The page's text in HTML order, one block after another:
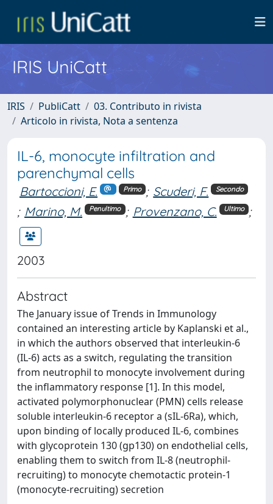
IRIS UniCatt
IRIS PubliCatt
03. Contributo in rivista
Articolo in rivista, Nota a sentenza
IL-6, monocyte infiltration and
parenchymal cells
Bartoccioni, E. Primo ; Scuderi, F. Secondo
; Marino, M. Penultimo ; Provenzano, C. Ultimo ;
2003
Abstract
The January issue of Trends in Immunology
contained an interesting article by Kaplanski et al.,
in which the authors observed that interleukin-6
(IL-6) acts as a switch, regulating the transition
from neutrophil to monocyte involvement during
the inflammatory response [1]. In this model,
activated polymorphonuclear (PMN) cells release
soluble interleukin-6 receptor a (sIL-6Ra), which,
upon binding of locally produced IL-6, combines
with glycoprotein 130 (gp130) on endothelial cells,
enabling them to switch from IL-8 (neutrophil-
recruiting) to monocyte chemotactic protein-1
(monocyte-recruiting) secretion